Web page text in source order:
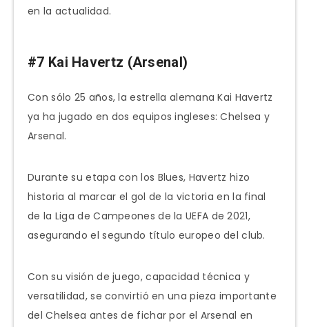
en la actualidad.
#7 Kai Havertz (Arsenal)
Con sólo 25 años, la estrella alemana Kai Havertz
ya ha jugado en dos equipos ingleses: Chelsea y
Arsenal.
Durante su etapa con los Blues, Havertz hizo
historia al marcar el gol de la victoria en la final
de la Liga de Campeones de la UEFA de 2021,
asegurando el segundo título europeo del club.
Con su visión de juego, capacidad técnica y
versatilidad, se convirtió en una pieza importante
del Chelsea antes de fichar por el Arsenal en